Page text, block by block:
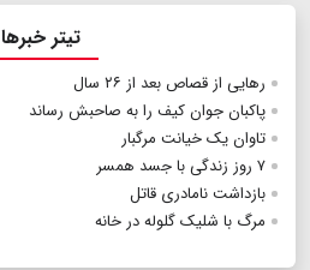
تیتر خبرها
رهایی از قصاص بعد از ۲۶ سال
پاکبان جوان کیف‌ را به صاحبش رساند
تاوان یک خیانت مرگبار
۷ روز زندگی با جسد همسر
بازداشت نامادری قاتل
مرگ با شلیک گلوله در خانه